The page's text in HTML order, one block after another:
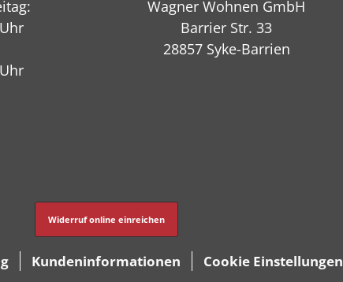
Wagner Wohnen GmbH
Barrier Str. 33
28857 Syke-Barrien
Widerruf online einreichen
Kundeninformationen Cookie Einstellungen